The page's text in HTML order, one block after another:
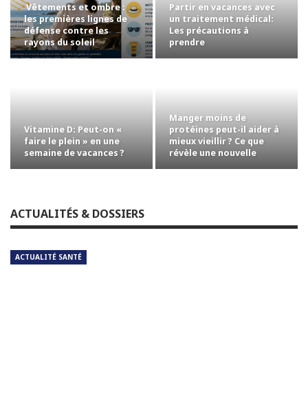
Vêtements et ombre :
les premières lignes de
défense contre les
rayons du soleil
Partir en vacances avec
un traitement médical:
Les précautions à
prendre
Vitamine D: Peut-on «
faire le plein » en une
semaine de vacances ?
Manger moins de
protéines peut-il aider à
mieux vieillir ? Ce que
révèle une nouvelle
ACTUALITÉS & DOSSIERS
ACTUALITÉ SANTÉ